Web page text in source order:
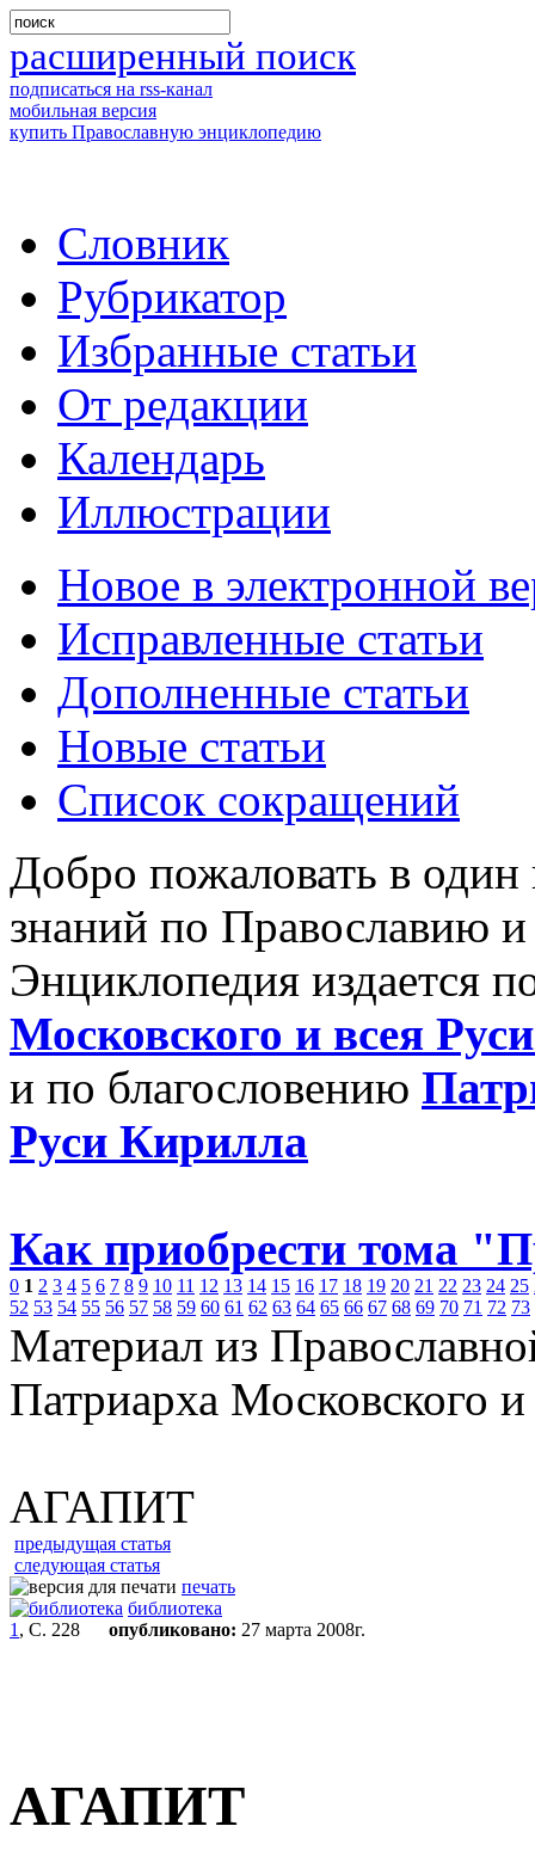
расширенный поиск
подписаться на rss-канал
мобильная версия
купить Православную энциклопедию
Словник
Рубрикатор
Избранные статьи
От редакции
Календарь
Иллюстрации
Новое в электронной
Исправленные статьи
Дополненные статьи
Новые статьи
Список сокращений
Добро пожаловать в
знаний по Православию
Энциклопедия издается
Московского и всея
и по благословению
Руси Кирилла
Как приобрести тома
0 1 2 3 4 5 6 7 8 9 10 11 12 13 14 15 16 17 18 19 20 21 22 23 24 25
52 53 54 55 56 57 58 59 60 61 62 63 64 65 66 67 68 69 70 71 72 73
Материал из
Патриарха Московского
АГАПИТ
предыдущая статья
следующая статья
печать
библиотека
1 , С. 228 опубликовано: 27 марта 2008г.
АГАПИТ